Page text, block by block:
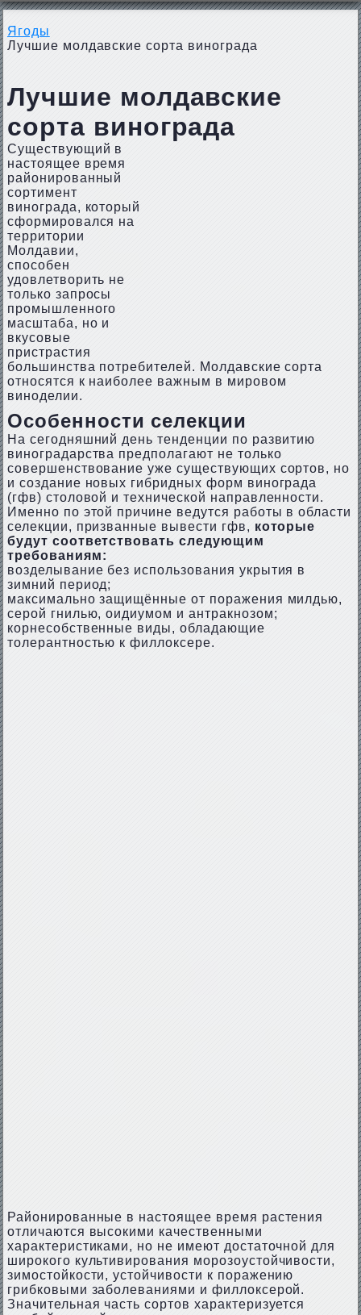
Ягоды
Лучшие молдавские сорта винограда
Лучшие молдавские
сорта винограда
Существующий в
настоящее время
районированный
сортимент
винограда, который
сформировался на
территории
Молдавии,
способен
удовлетворить не
только запросы
промышленного
масштаба, но и
вкусовые
пристрастия
большинства потребителей. Молдавские сорта
относятся к наиболее важным в мировом
виноделии.
Особенности селекции
На сегодняшний день тенденции по развитию
виноградарства предполагают не только
совершенствование уже существующих сортов, но
и создание новых гибридных форм винограда
(гфв) столовой и технической направленности.
Именно по этой причине ведутся работы в области
селекции, призванные вывести гфв, которые
будут соответствовать следующим
требованиям:
возделывание без использования укрытия в
зимний период;
максимально защищённые от поражения милдью,
серой гнилью, оидиумом и антракнозом;
корнесобственные виды, обладающие
толерантностью к филлоксере.
Районированные в настоящее время растения
отличаются высокими качественными
характеристиками, но не имеют достаточной для
широкого культивирования морозоустойчивости,
зимостойкости, устойчивости к поражению
грибковыми заболеваниями и филлоксерой.
Значительная часть сортов характеризуется